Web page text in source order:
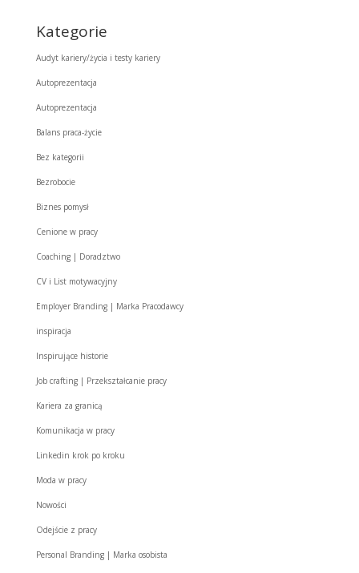
Kategorie
Audyt kariery/życia i testy kariery
Autoprezentacja
Autoprezentacja
Balans praca-życie
Bez kategorii
Bezrobocie
Biznes pomysł
Cenione w pracy
Coaching | Doradztwo
CV i List motywacyjny
Employer Branding | Marka Pracodawcy
inspiracja
Inspirujące historie
Job crafting | Przekształcanie pracy
Kariera za granicą
Komunikacja w pracy
Linkedin krok po kroku
Moda w pracy
Nowości
Odejście z pracy
Personal Branding | Marka osobista